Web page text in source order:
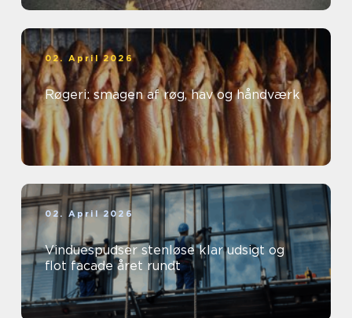
02. April 2026
Røgeri: smagen af røg, hav og håndværk
02. April 2026
Vinduespudser stenløse klar udsigt og
flot facade året rundt